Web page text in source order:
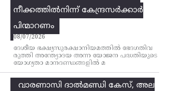
നീക്കത്തിൽനിന്ന്‌ കേന്ദ്രസർക്കാർ
പിന്മാറണം
08/07/2026
ദേശീയ ഭക്ഷ്യസുരക്ഷാനിയമത്തിൽ ഭേദഗതിവ
രുത്തി അന്ത്യോദയ അന്ന യോജന പദ്ധതിയുടെ
യോഗ്യതാ മാനദണ്ഡങ്ങളിൽ മ
വാരണാസി ദാൽമണ്ഡി കേസ്, അല